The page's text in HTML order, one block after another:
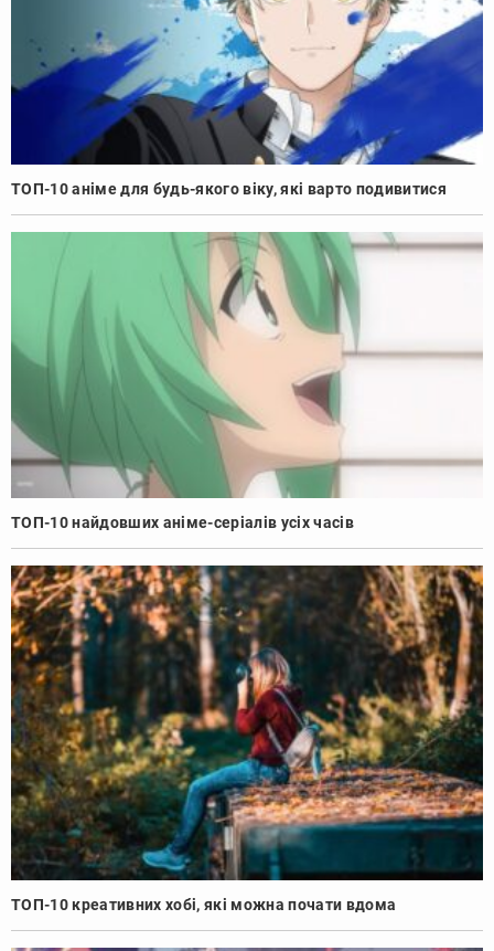
ТОП-10 аніме для будь-якого віку, які варто подивитися
ТОП-10 найдовших аніме-серіалів усіх часів
ТОП-10 креативних хобі, які можна почати вдома